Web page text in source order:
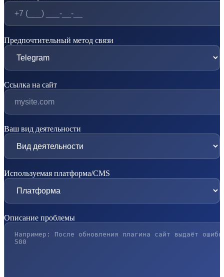
Предпочтительный метод связи
Ссылка на сайт
Ваш вид деятельности
Используемая платформа/CMS
Описание проблемы